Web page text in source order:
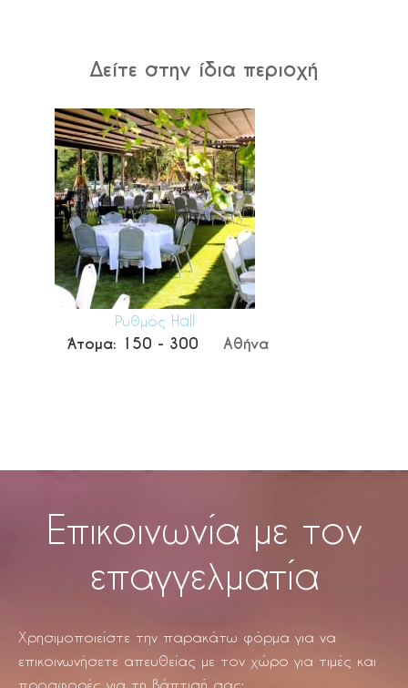
Δείτε στην ίδια περιοχή
Ρυθμός Hall
Αθήνα
Άτομα: 150 - 300
Επικοινωνία με τον
επαγγελματία
Χρησιμοποιείστε την παρακάτω φόρμα για να
επικοινωνήσετε απευθείας με τον χώρο για τιμές και
προσφορές για τη βάπτισή σας: